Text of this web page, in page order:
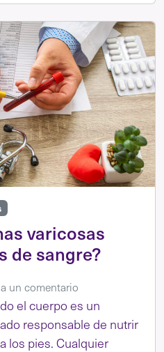
varicosas
de sangre?
un comentario
el cuerpo es un
responsable de nutrir
los pies. Cualquier